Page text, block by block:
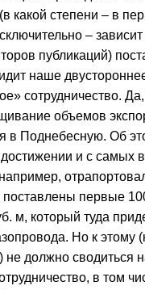
какой степени – в
– зависит
публикаций)
наше
сотрудничество.
объемов
в Поднебесную. Об
достижении и с самых
первые
м, который туда
Но к этому
не должно сводиться
в том